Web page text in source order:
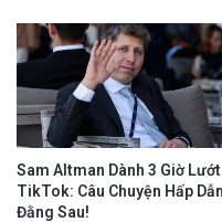
Sam Altman Dành 3 Giờ Lướt
TikTok: Câu Chuyện Hấp Dẫn
Đằng Sau!